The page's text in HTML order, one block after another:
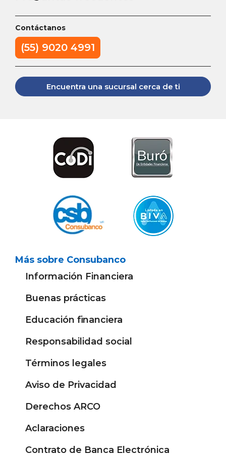
Contáctanos
(55) 9020 4991
Encuentra una sucursal cerca de ti
Más sobre Consubanco
Información Financiera
Buenas prácticas
Educación financiera
Responsabilidad social
Términos legales
Aviso de Privacidad
Derechos ARCO
Aclaraciones
Contrato de Banca Electrónica